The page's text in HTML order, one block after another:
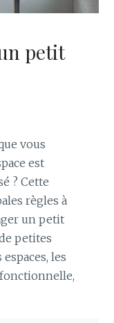
petit
vous
est
? Cette
règles à
un petit
petites
les